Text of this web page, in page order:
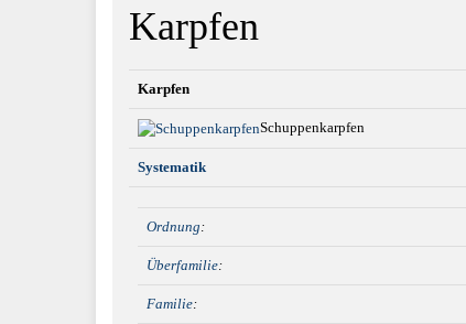
Karpfen
Karpfen
Schuppenkarpfen
Systematik
Ordnung :
Überfamilie:
Familie: